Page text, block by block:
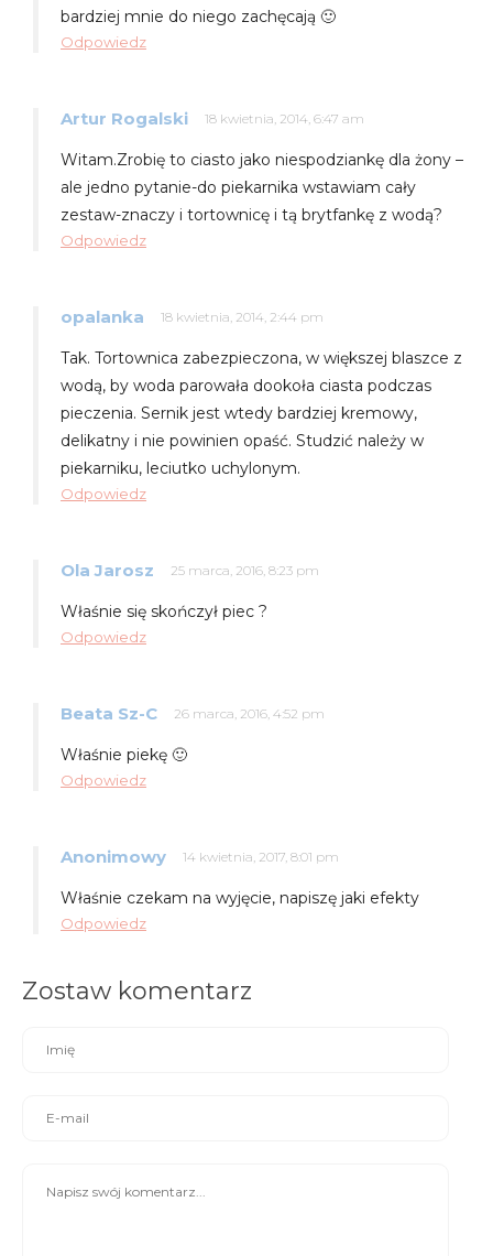
bardziej mnie do niego zachęcają 🙂
Odpowiedz
Artur Rogalski 18 kwietnia, 2014, 6:47 am
Witam.Zrobię to ciasto jako niespodziankę dla żony –
ale jedno pytanie-do piekarnika wstawiam cały
zestaw-znaczy i tortownicę i tą brytfankę z wodą?
Odpowiedz
opalanka 18 kwietnia, 2014, 2:44 pm
Tak. Tortownica zabezpieczona, w większej blaszce z
wodą, by woda parowała dookoła ciasta podczas
pieczenia. Sernik jest wtedy bardziej kremowy,
delikatny i nie powinien opaść. Studzić należy w
piekarniku, leciutko uchylonym.
Odpowiedz
Ola Jarosz 25 marca, 2016, 8:23 pm
Właśnie się skończył piec ?
Odpowiedz
Beata Sz-C 26 marca, 2016, 4:52 pm
Właśnie piekę 🙂
Odpowiedz
Anonimowy 14 kwietnia, 2017, 8:01 pm
Właśnie czekam na wyjęcie, napiszę jaki efekty
Odpowiedz
Zostaw komentarz